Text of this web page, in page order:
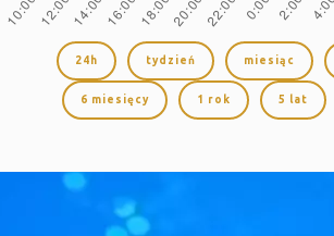
24h tydzień miesiąc
6 miesięcy 1 rok 5 lat